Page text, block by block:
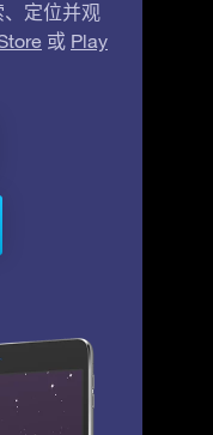
、定位并观
或 Play